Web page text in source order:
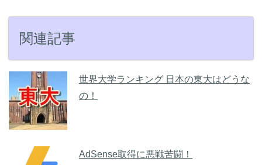
関連記事
世界大学ランキング 日本の東大はどうな
の！
AdSense取得に悪戦苦闘！